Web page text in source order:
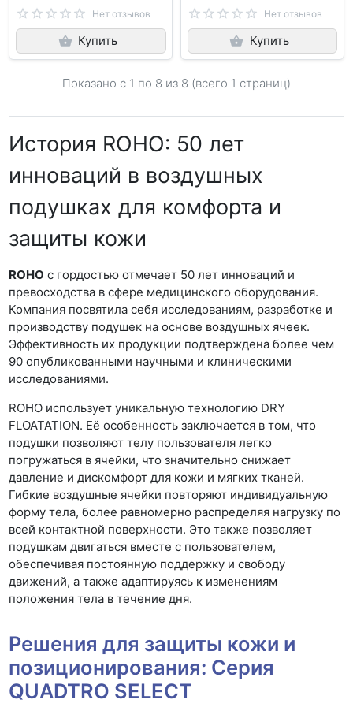
Нет отзывов
Купить
Нет отзывов
Купить
Показано с 1 по 8 из 8 (всего 1 страниц)
История ROHO: 50 лет
инноваций в воздушных
подушках для комфорта и
защиты кожи
ROHO с гордостью отмечает 50 лет инноваций и
превосходства в сфере медицинского оборудования.
Компания посвятила себя исследованиям, разработке и
производству подушек на основе воздушных ячеек.
Эффективность их продукции подтверждена более чем
90 опубликованными научными и клиническими
исследованиями.
ROHO использует уникальную технологию DRY
FLOATATION. Её особенность заключается в том, что
подушки позволяют телу пользователя легко
погружаться в ячейки, что значительно снижает
давление и дискомфорт для кожи и мягких тканей.
Гибкие воздушные ячейки повторяют индивидуальную
форму тела, более равномерно распределяя нагрузку по
всей контактной поверхности. Это также позволяет
подушкам двигаться вместе с пользователем,
обеспечивая постоянную поддержку и свободу
движений, а также адаптируясь к изменениям
положения тела в течение дня.
Решения для защиты кожи и
позиционирования: Серия
QUADTRO SELECT